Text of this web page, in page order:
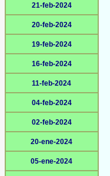
21-feb-2024
20-feb-2024
19-feb-2024
16-feb-2024
11-feb-2024
04-feb-2024
02-feb-2024
20-ene-2024
05-ene-2024